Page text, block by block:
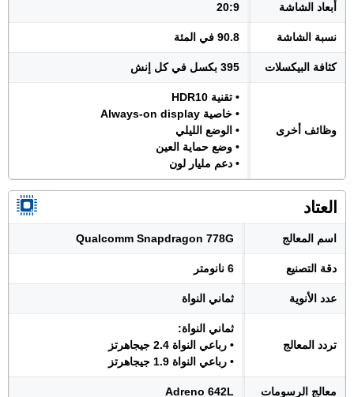
أبعاد الشاشة 20:9
نسبة الشاشة 90.8 في المئة
كثافة البيكسلات 395 بكسل في كل إنش
وظائف أخرى
• تقنية HDR10
• خاصية Always-on display
• الوضع الليلي
• وضع حماية العين
• دعم مليار لون
العتاد
اسم المعالج Qualcomm Snapdragon 778G
دقة التصنيع 6 نانومتر
عدد الأنوية ثماني النواة
تردد المعالج
ثماني النواة:
• رباعي النواة 2.4 جيجاهرتز
• رباعي النواة 1.9 جيجاهرتز
معالج الرسومات Adreno 642L